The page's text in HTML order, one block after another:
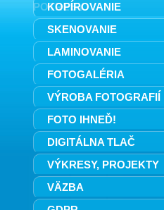
POTREBY
KOPÍROVANIE
SKENOVANIE
LAMINOVANIE
FOTOGALÉRIA
VÝROBA FOTOGRAFIÍ
FOTO IHNEĎ!
DIGITÁLNA TLAČ
VÝKRESY, PROJEKTY
VÄZBA